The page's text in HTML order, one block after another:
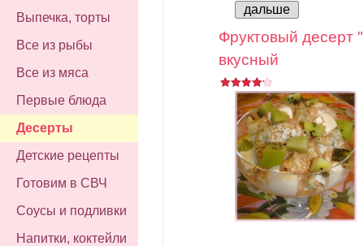
Выпечка, торты
Все из рыбы
Все из мяса
Первые блюда
Десерты
Детские рецепты
Готовим в СВЧ
Соусы и подливки
Напитки, коктейли
дальше
Фруктовый десерт
вкусный